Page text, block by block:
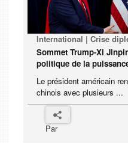
International | Crise
Sommet Trump-Xi
politique de la
Le président américain
chinois avec plusieurs ...
Par